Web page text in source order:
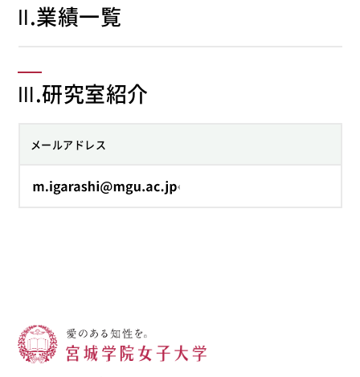
Ⅱ.業績一覧
Ⅲ.研究室紹介
メールアドレス